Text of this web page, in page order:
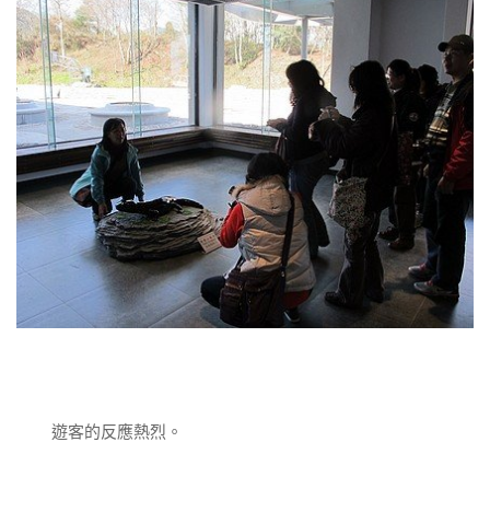
遊客的反應熱烈。